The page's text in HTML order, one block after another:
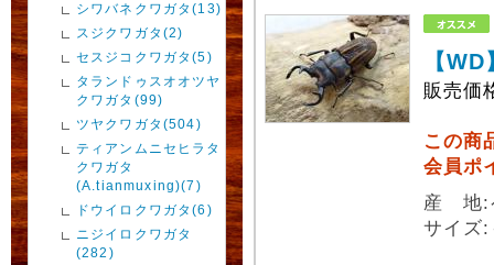
シワバネクワガタ(13)
スジクワガタ(2)
セスジコクワガタ(5)
タランドゥスオオツヤ
クワガタ(99)
ツヤクワガタ(504)
ティアンムニセヒラタ
クワガタ
(A.tianmuxing)(7)
ドウイロクワガタ(6)
ニジイロクワガタ
(282)
【
販売価
この商
会員ポ
産 地:
サイ